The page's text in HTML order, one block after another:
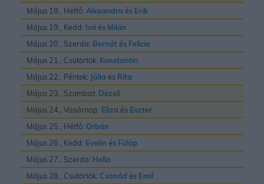
Május 18., Hétfő: Alexandra és Erik
Május 19., Kedd: Ivó és Milán
Május 20., Szerda: Bernát és Felicia
Május 21., Csütörtök: Konstantin
Május 22., Péntek: Júlia és Rita
Május 23., Szombat: Dezsõ
Május 24., Vasárnap: Eliza és Eszter
Május 25., Hétfő: Orbán
Május 26., Kedd: Evelin és Fülöp
Május 27., Szerda: Hella
Május 28., Csütörtök: Csanád és Emil